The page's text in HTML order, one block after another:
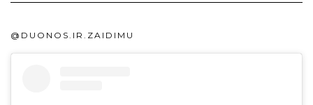
@DUONOS.IR.ZAIDIMU